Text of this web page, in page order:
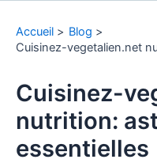
Accueil
Blog
Cuisinez-vegetalien.net
Cuisinez-
nutrition​:
essentielles